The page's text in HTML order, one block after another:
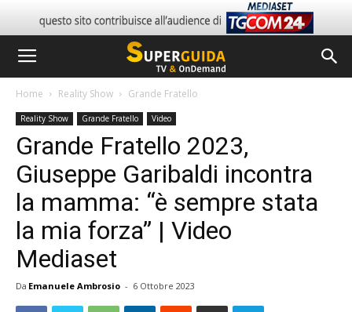
Home Reality Show Grande Fratello
Reality Show Grande Fratello Video
Grande Fratello 2023,
Giuseppe Garibaldi incontra
la mamma: “è sempre stata
la mia forza” | Video
Mediaset
Da Emanuele Ambrosio - 6 Ottobre 2023